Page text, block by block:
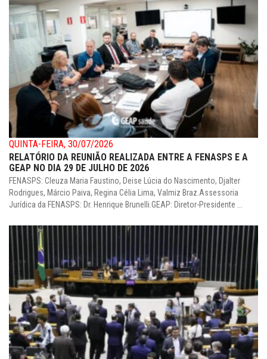
QUINTA-FEIRA, 30/07/2026
RELATÓRIO DA REUNIÃO REALIZADA ENTRE A FENASPS E A
GEAP NO DIA 29 DE JULHO DE 2026
FENASPS: Cleuza Maria Faustino, Deise Lúcia do Nascimento, Djalter
Rodrigues, Márcio Paiva, Regina Célia Lima, Valmiz Braz.Assessoria
Jurídica da FENASPS: Dr. Henrique Brunelli.GEAP: Diretor-Presidente ...